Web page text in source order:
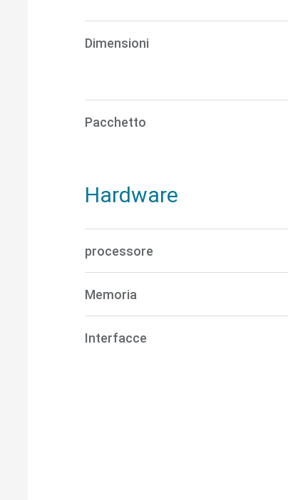
Dimensioni
Pacchetto
Hardware
processore
Memoria
Interfacce